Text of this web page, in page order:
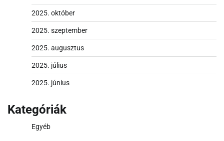
2025. október
2025. szeptember
2025. augusztus
2025. július
2025. június
Kategóriák
Egyéb